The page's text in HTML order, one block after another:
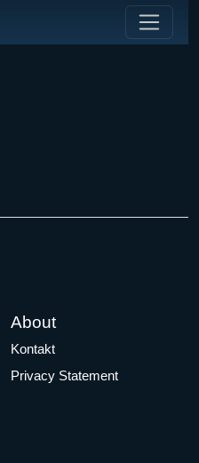
About
Kontakt
Privacy Statement